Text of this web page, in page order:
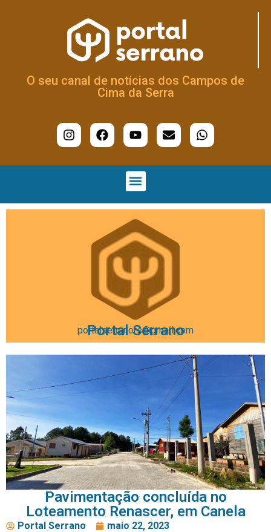
O seu canal de notícias dos Campos de
Cima da Serra
Portal Serrano
portalserranors@gmail.com
Pavimentação concluída no
Loteamento Renascer, em Canela
Portal Serrano
maio 22, 2023